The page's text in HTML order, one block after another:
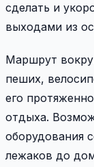
сделать и
выходами из
Маршрут
пеших,
его
отдыха.
оборудования
лежаков до